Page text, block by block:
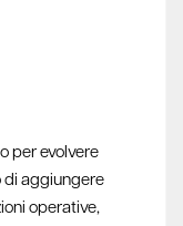
per evolvere
di aggiungere
operative,